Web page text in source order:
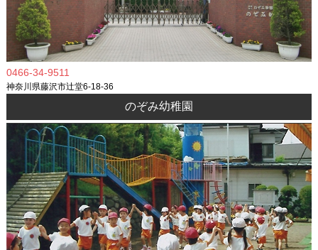
0466-34-9511
神奈川県藤沢市辻堂6-18-36
のぞみ幼稚園